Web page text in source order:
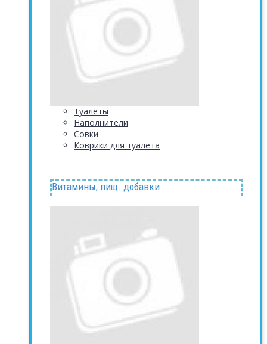
Туалеты
Наполнители
Совки
Коврики для туалета
Витамины, пищ. добавки